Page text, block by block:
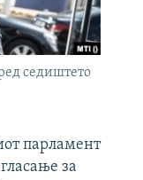
седиштето
парламент
за